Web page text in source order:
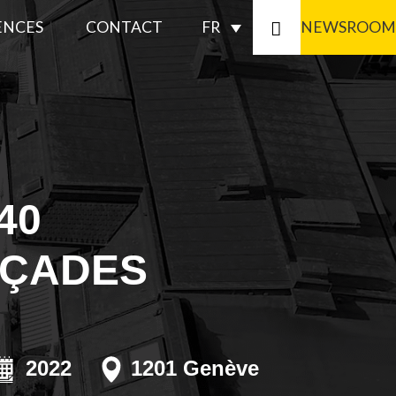
CONTACT FR NEWSROOM
2022 1201 Genève